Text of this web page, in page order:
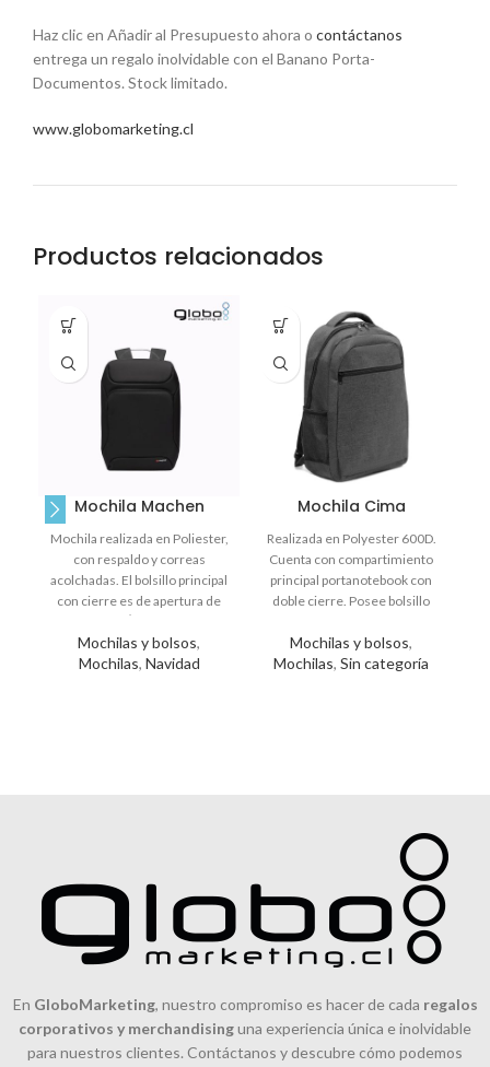
Haz clic en Añadir al Presupuesto ahora o contáctanos
entrega un regalo inolvidable con el Banano Porta-
Documentos. Stock limitado.
www.globomarketing.cl
Productos relacionados
Mochila Machen
Mochilas y bolsos,
Mochilas, Navidad
Mochila realizada en Poliester,
con respaldo y correas
acolchadas. El bolsillo principal
con cierre es de apertura de
Mochila Cima
Mochilas y bolsos,
Mochilas, Sin categoría
Realizada en Polyester 600D.
Cuenta con compartimiento
principal portanotebook con
doble cierre. Posee bolsillo
compartimiento lateral
En GloboMarketing, nuestro compromiso es hacer de cada regalos
corporativos y merchandisinguna experiencia única e inolvidable
para nuestros clientes. Contáctanos y descubre cómo podemos